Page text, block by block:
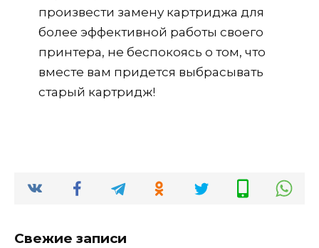
произвести замену картриджа для
более эффективной работы своего
принтера, не беспокоясь о том, что
вместе вам придется выбрасывать
старый картридж!
Свежие записи